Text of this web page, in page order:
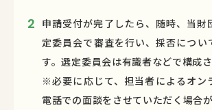
申請受付が完了したら、随時、当財
定委員会で審査を行い、採否につい
す。選定委員会は有識者などで構成さ
※必要に応じて、担当者によるオン
電話での面談をさせていただく場合が